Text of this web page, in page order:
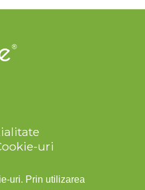
uri. Prin utilizarea
uri